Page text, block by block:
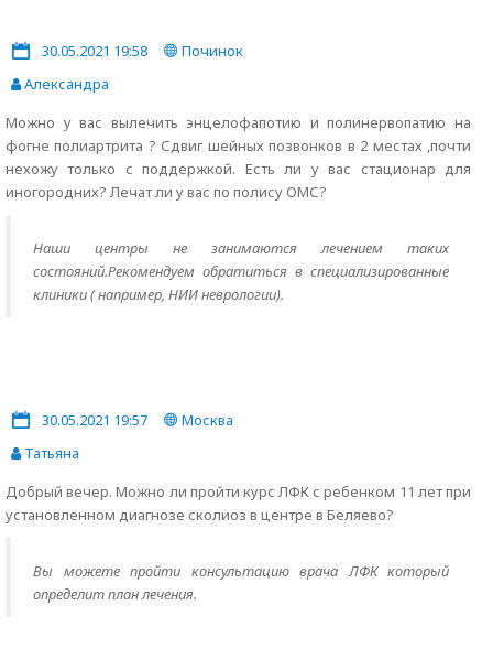
30.05.2021 19:58
Починок
Александра
Можно у вас вылечить энцелофапотию и полинервопатию на
фогне полиартрита ? Сдвиг шейных позвонков в 2 местах ,почти
нехожу только с поддержкой. Есть ли у вас стационар для
иногородних? Лечат ли у вас по полису ОМС?
Наши центры не занимаются лечением таких
состояний.Рекомендуем обратиться в специализированные
клиники ( например, НИИ неврологии).
30.05.2021 19:57
Москва
Татьяна
Добрый вечер. Можно ли пройти курс ЛФК с ребенком 11 лет при
установленном диагнозе сколиоз в центре в Беляево?
Вы можете пройти консультацию врача ЛФК который
определит план лечения.